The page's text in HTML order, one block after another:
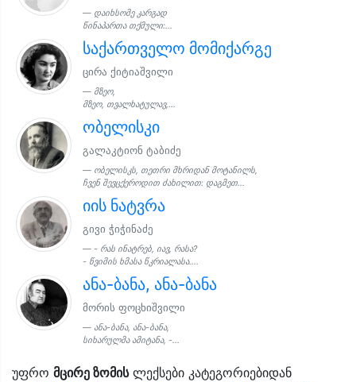
დაიხსომე კარგად
წინაპართა თქმული:...
საქართველო მომიქარგე
ცირა ქიტიაშვილი
მზეო,
მზეო, თვალხატულავ,...
ობელისკი
გალაკტიონ ტაბიძე
ობელისკს, თეთრი მხრიდან მოტანილს,
ჩვენ შევცქეროდით ძახილით: დაგმეთ...
იის ნატვრა
გივი ჭიჭინაძე
- რას ინატრებ, იავ, რასა?
- წვიმის ხმასა წკრიალასა....
ანა-ბანა, ანა-ბანა
მორის ფოცხიშვილი
ანა-ბანა, ანა-ბანა,
სიხარულმა ამიტანა, -...
უფრო მცირე ზომისლექსები კატეგორიებიდან